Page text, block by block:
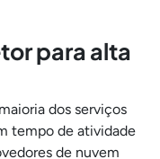
para alta
dos serviços
tempo de atividade
de nuvem